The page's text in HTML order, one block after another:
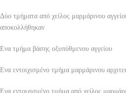
Δύο τμήματα από χείλος μαρμάρινου
αποκολλήθηκαν
Ενα τμήμα βάσης οξυπύθμενου αγγείου
Ενα εντοιχισμένο τμήμα μαρμάρινου
Ενα εντοιχισμένο τμήμα από χείλος